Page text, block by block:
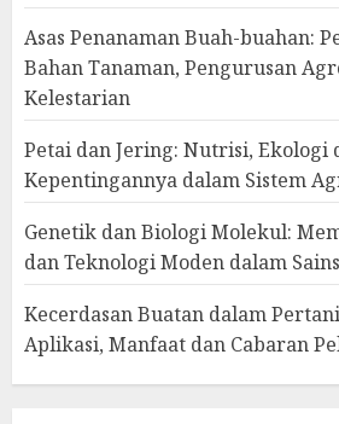
Asas Penanaman Buah-buahan:
Bahan Tanaman, Pengurusan
Kelestarian
Petai dan Jering: Nutrisi, Ekologi
Kepentingannya dalam Sistem
Genetik dan Biologi Molekul:
dan Teknologi Moden dalam
Kecerdasan Buatan dalam
Aplikasi, Manfaat dan Cabaran